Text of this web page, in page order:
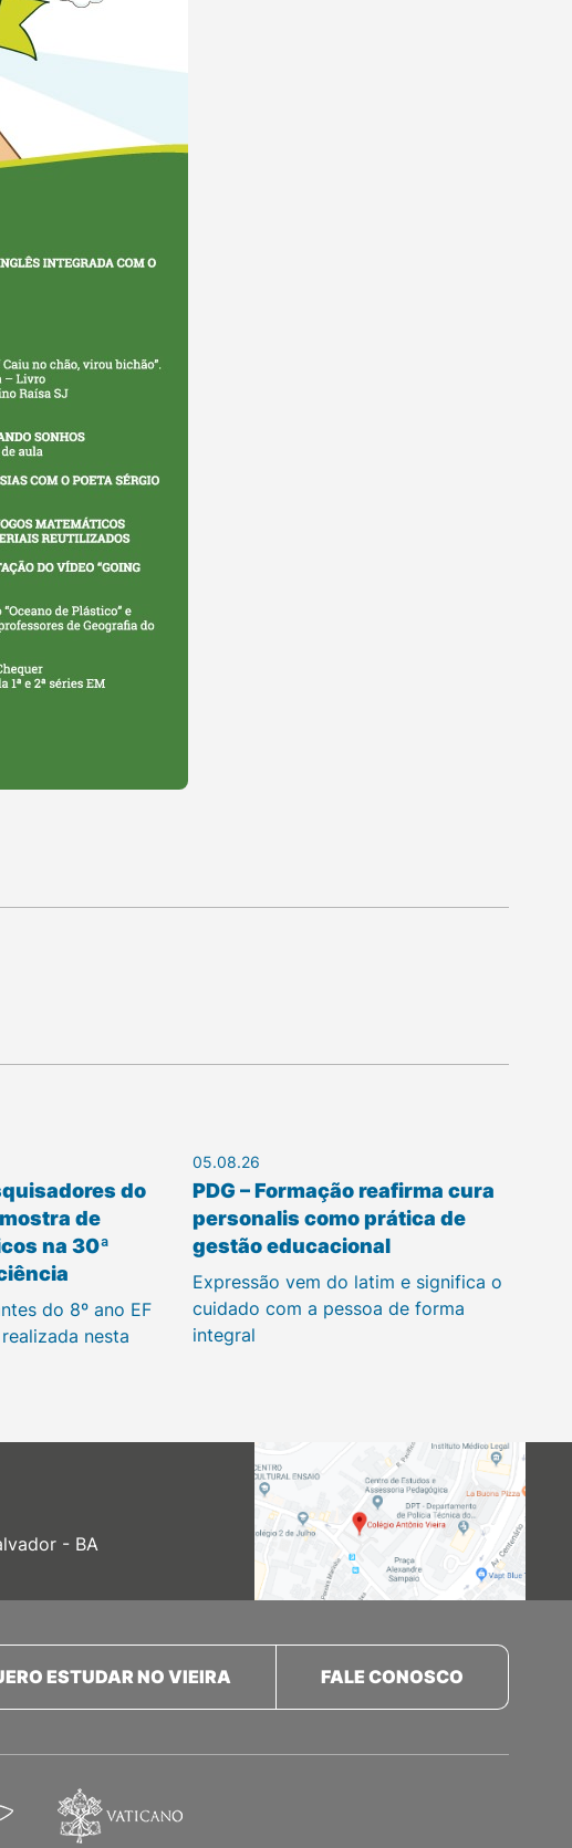
do
de
na 30ª
do 8º ano EF
nesta
05.08.26
PDG – Formação reafirma cura
personalis como prática de
gestão educacional
Expressão vem do latim e significa o
cuidado com a pessoa de forma
integral
- BA
ESTUDAR NO VIEIRA FALE CONOSCO